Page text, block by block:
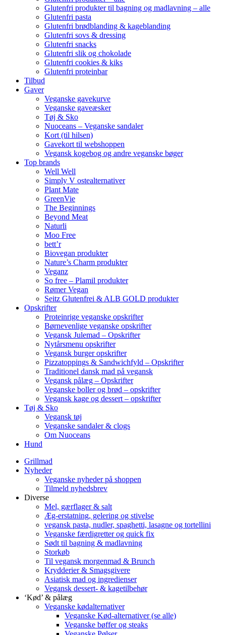
Glutenfri produkter til bagning og madlavning – alle
Glutenfri pasta
Glutenfri brødblanding & kageblanding
Glutenfri sovs & dressing
Glutenfri snacks
Glutenfri slik og chokolade
Glutenfri cookies & kiks
Glutenfri proteinbar
Tilbud
Gaver
Veganske gavekurve
Veganske gaveæsker
Tøj & Sko
Nuoceans – Veganske sandaler
Kort (til hilsen)
Gavekort til webshoppen
Vegansk kogebog og andre veganske bøger
Top brands
Well Well
Simply V ostealternativer
Plant Mate
GreenVie
The Beginnings
Beyond Meat
Naturli
Moo Free
bett’r
Biovegan produkter
Nature’s Charm produkter
Veganz
So free – Plamil produkter
Rømer Vegan
Seitz Glutenfrei & ALB GOLD produkter
Opskrifter
Proteinrige veganske opskrifter
Børnevenlige veganske opskrifter
Vegansk Julemad – Opskrifter
Nytårsmenu opskrifter
Vegansk burger opskrifter
Pizzatoppings & Sandwichfyld – Opskrifter
Traditionel dansk mad på vegansk
Vegansk pålæg – Opskrifter
Veganske boller og brød – opskrifter
Vegansk kage og dessert – opskrifter
Tøj & Sko
Vegansk tøj
Veganske sandaler & clogs
Om Nuoceans
Hund
Grillmad
Nyheder
Veganske nyheder på shoppen
Tilmeld nyhedsbrev
Diverse
Mel, gærflager & salt
Æg-erstatning, gelering og stivelse
vegansk pasta, nudler, spaghetti, lasagne og tortellini
Veganske færdigretter og quick fix
Sødt til bagning & madlavning
Storkøb
Til vegansk morgenmad & Brunch
Krydderier & Smagsgivere
Asiatisk mad og ingredienser
Vegansk dessert- & kagetilbehør
‘Kød’ & pålæg
Veganske kødalternativer
Veganske Kød-alternativer (se alle)
Veganske bøffer og steaks